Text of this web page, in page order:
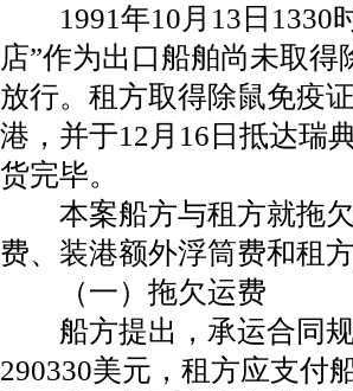
1991年10月13日1330
店”作为出口船舶尚未取
放行。租方取得除鼠免疫
港，并于12月16日抵达瑞
货完毕。
本案船方与租方就拖欠
费、装港额外浮筒费和租
（一）拖欠运费
船方提出，承运合同规
290330美元，租方应支付